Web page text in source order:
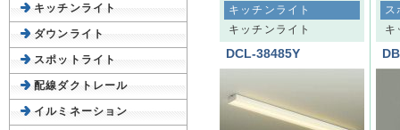
キッチンライト
キッチンライト
DCL-38485Y
ス
キ
キッチンライト
ダウンライト
スポットライト
配線ダクトレール
イルミネーション